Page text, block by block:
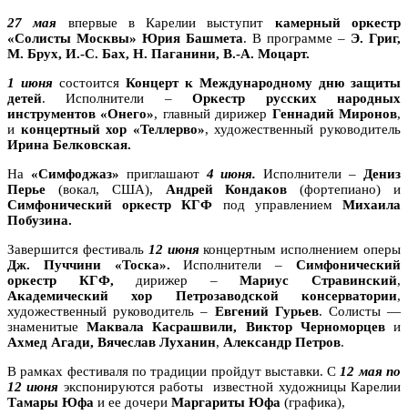
27 мая впервые в Карелии выступит камерный оркестр
«Солисты Москвы» Юрия Башмета. В программе – Э. Григ,
М. Брух, И.-С. Бах, Н. Паганини, В.-А. Моцарт.
1 июня состоится Концерт к Международному дню защиты
детей. Исполнители –Оркестр русских народных
инструментов «Онего», главный дирижер Геннадий Миронов,
и концертный хор «Теллерво», художественный руководитель
Ирина Белковская.
На «Симфоджаз» приглашают4 июня. Исполнители – Дениз
Перье (вокал, США), Андрей Кондаков (фортепиано) и
Симфонический оркестр КГФ под управлениемМихаила
Побузина.
Завершится фестиваль 12 июняконцертным исполнением оперы
Дж. Пуччини «Тоска». Исполнители –Симфонический
оркестр КГФ, дирижер –Мариус Стравинский,
Академический хор Петрозаводской консерватории,
художественный руководитель – Евгений Гурьев. Солисты —
знаменитыеМаквала Касрашвили, Виктор Черноморцеви
Ахмед Агади, Вячеслав Луханин, Александр Петров.
В рамках фестиваля по традиции пройдут выставки. С 12 мая по
12 июня экспонируются работы известной художницы Карелии
Тамары Юфа и ее дочери Маргариты Юфа (графика),